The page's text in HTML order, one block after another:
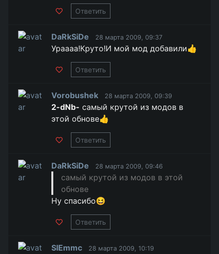
Ответить
DaRkSiDe 28 марта 2009, 09:37
Ураааа!Круто!И мой мод добавили👍
Ответить
Vorobushek 28 марта 2009, 09:39
2-dNb- самый крутой из модов в
этой обнове👍
Ответить
DaRkSiDe 28 марта 2009, 09:46
самый крутой из модов в этой
обнове
Ну спасибо😆
Ответить
SlEmmc 28 марта 2009, 10:19